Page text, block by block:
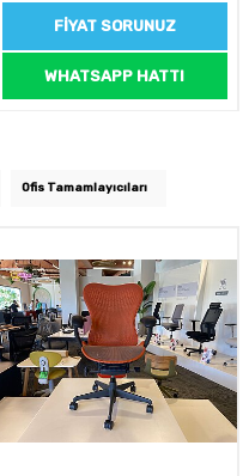
FIYAT SORUNUZ
WHATSAPP HATTI
Ofis Tamamlayıcıları